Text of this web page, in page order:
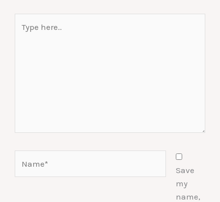
here..
Save
my
name,